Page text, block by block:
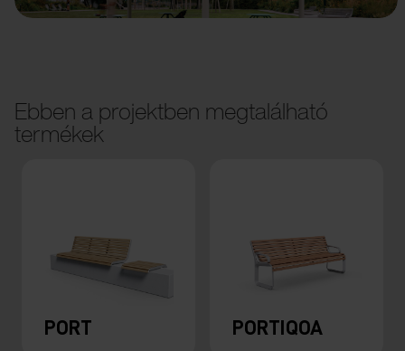
Ebben a projektben megtalálható
termékek
PORT PORTIQOA